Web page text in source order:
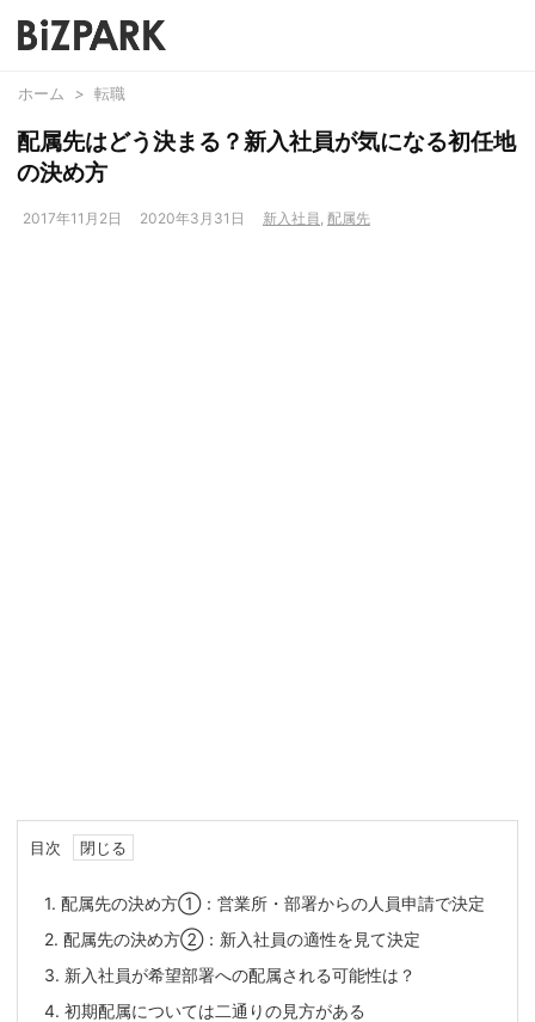
ホーム > 転職
配属先はどう決まる？新入社員が気になる初任地
の決め方
2017年11月2日 2020年3月31日 新入社員, 配属先
目次
1. 配属先の決め方①：営業所・部署からの人員申請で決定
2. 配属先の決め方②：新入社員の適性を見て決定
3. 新入社員が希望部署への配属される可能性は？
4. 初期配属については二通りの見方がある